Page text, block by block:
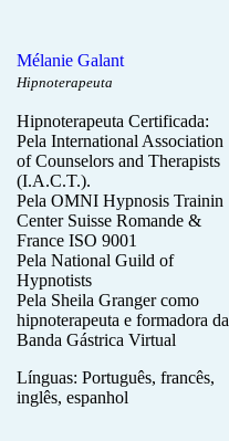
Mélanie Galant
Hipnoterapeuta
Hipnoterapeuta Certificada:
Pela International Association
of Counselors and Therapists
(I.A.C.T.).
Pela OMNI Hypnosis Trainin
Center Suisse Romande &
France ISO 9001
Pela National Guild of
Hypnotists
Pela Sheila Granger como
hipnoterapeuta e formadora da
Banda Gástrica Virtual
Línguas: Português, francês,
inglês, espanhol